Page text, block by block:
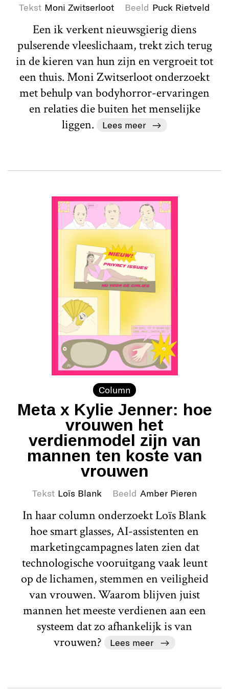
Tekst Moni Zwitserloot Beeld Puck Rietveld
Een ik verkent nieuwsgierig diens
pulserende vleeslichaam, trekt zich terug
in de kieren van hun zijn en vergroeit tot
een thuis. Moni Zwitserloot onderzoekt
met behulp van bodyhorror-ervaringen
en relaties die buiten het menselijke
liggen.
Lees meer
Column
Meta x Kylie Jenner: hoe
vrouwen het
verdienmodel zijn van
mannen ten koste van
vrouwen
Tekst Loïs Blank Beeld Amber Pieren
In haar column onderzoekt Loïs Blank
hoe smart glasses, AI-assistenten en
marketingcampagnes laten zien dat
technologische vooruitgang vaak leunt
op de lichamen, stemmen en veiligheid
van vrouwen. Waarom blijven juist
mannen het meeste verdienen aan een
systeem dat zo afhankelijk is van
vrouwen?
Lees meer